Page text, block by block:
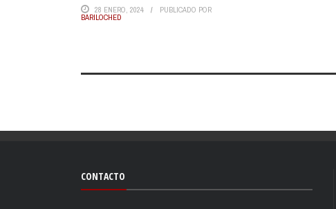
28 ENERO, 2024 PUBLICADO POR
BARILOCHED
CONTACTO